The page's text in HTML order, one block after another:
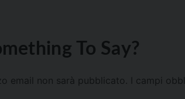
To Say?
email non sarà pubblicato. I campi